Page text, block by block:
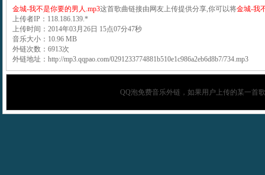
金城-我不是你要的男人.mp3这首歌曲链接由网友上传提供分享,你可以将金城-我
上传者IP：118.186.139.*
上传时间：2014年03月26日 15点07分47秒
音乐大小：10.96 MB
外链次数：6913次
外链地址：http://mp3.qqpao.com/0291233774881b510e1c986a2eb6d8b7/734.mp3
QQ泡免费音乐外链，如果用户上传的某一首